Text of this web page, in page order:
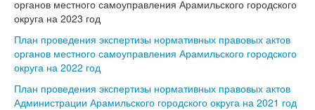
органов местного самоуправления Арамильского городского
округа на 2023 год
План проведения экспертизы нормативных правовых актов
органов местного самоуправления Арамильского городского
округа на 2022 год
План проведения экспертизы нормативных правовых актов
Администрации Арамильского городского округа на 2021 год